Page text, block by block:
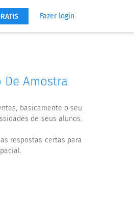
Fazer login
Amostra
basicamente o seu
de seus alunos.
respostas certas para